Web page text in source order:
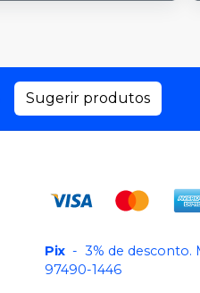
Sugerir produtos
Pix - 3% de desconto.
97490-1446